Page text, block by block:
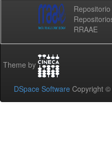
RRAAE
Theme by
DSpace Software Copyright